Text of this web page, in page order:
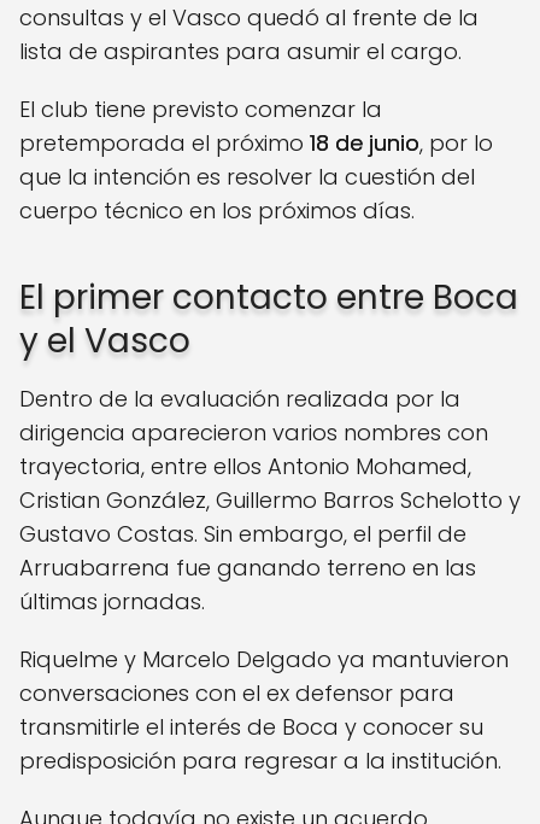
consultas y el Vasco quedó al frente de la
lista de aspirantes para asumir el cargo.
El club tiene previsto comenzar la
pretemporada el próximo 18 de junio, por lo
que la intención es resolver la cuestión del
cuerpo técnico en los próximos días.
El primer contacto entre Boca
y el Vasco
Dentro de la evaluación realizada por la
dirigencia aparecieron varios nombres con
trayectoria, entre ellos Antonio Mohamed,
Cristian González, Guillermo Barros Schelotto y
Gustavo Costas. Sin embargo, el perfil de
Arruabarrena fue ganando terreno en las
últimas jornadas.
Riquelme y Marcelo Delgado ya mantuvieron
conversaciones con el ex defensor para
transmitirle el interés de Boca y conocer su
predisposición para regresar a la institución.